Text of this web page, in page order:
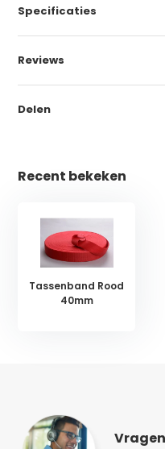
Specificaties
Reviews
Delen
Recent bekeken
Tassenband Rood
40mm